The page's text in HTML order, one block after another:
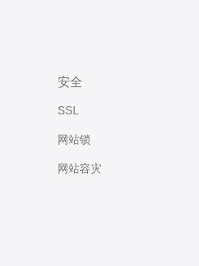
安全
SSL
网站锁
网站容灾